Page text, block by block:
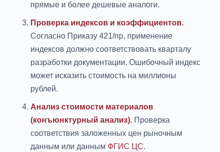
прямые и более дешевые аналоги.
Проверка индексов и коэффициентов.
Согласно Приказу 421/пр, применение
индексов должно соответствовать кварталу
разработки документации. Ошибочный индекс
может исказить стоимость на миллионы
рублей.
Анализ стоимости материалов
(конъюнктурный анализ). Проверка
соответствия заложенных цен рыночным
данным или данным ФГИС ЦС.